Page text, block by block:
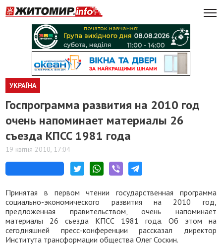
УКРАЇНА
Госпрограмма развития на 2010 год
очень напоминает материалы 26
съезда КПСС 1981 года
19 квітня 2010, 17:04
Принятая в первом чтении государственная программа
социально-экономического развития на 2010 год,
предложенная правительством, очень напоминает
материалы 26 съезда КПСС 1981 года. Об этом на
сегодняшней пресс-конференции рассказал директор
Института трансформации общества Олег Соскин.